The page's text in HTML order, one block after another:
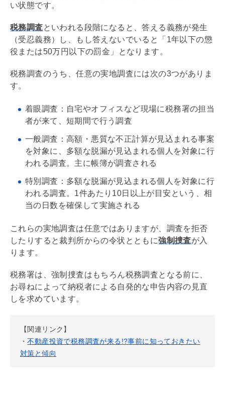
い状態です。
税務調査といわれる段階になると、答える義務が発生
（受忍義務）し、もし答えないでいると「1年以下の懲
役または50万円以下の罰金」となります。
税務調査のうち、任意の実地調査には次の3つがありま
す。
着眼調査：自宅やオフィスなど現場に税務署の担当
者が来て、短期間で行う調査
一般調査：⾼額・悪質な不正計算が⾒込まれる事案
を対象に、多額な脱漏が⾒込まれる個人を対象に行
われる調査。主に帳簿が調査される
特別調査：多額な脱漏が⾒込まれる個人を対象に行
われる調査。1件あたり10日以上が目安という、相
当の日数を確保して実施される
これらの実地調査は任意ではありますが、調査を拒否
したりすると裁判所からの令状とともに強制捜査が入
ります。
税務署は、強制捜査はもちろん税務調査となる前に、
お尋ねによって納税者による自発的な申告内容の見直
しを求めています。
【関連リンク】
・不動産投資で税務調査が来る!?事前に知っておきたい
対策と傾向